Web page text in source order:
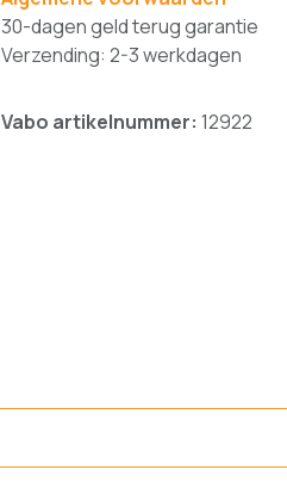
30-dagen geld terug garantie
Verzending: 2-3 werkdagen
Vabo artikelnummer: 12922